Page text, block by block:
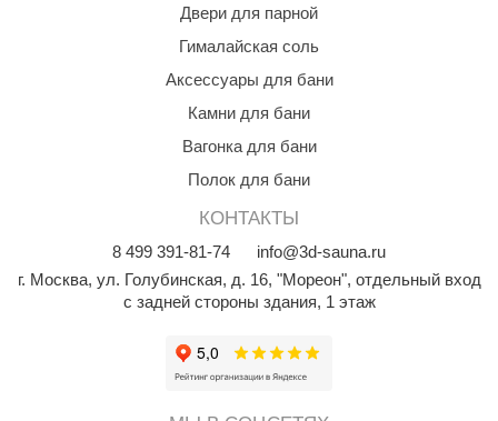
Двери для парной
Гималайская соль
Аксессуары для бани
Камни для бани
Вагонка для бани
Полок для бани
КОНТАКТЫ
8 499 391-81-74
info@3d-sauna.ru
г. Москва, ул. Голубинская, д. 16, "Мореон", отдельный вход
с задней стороны здания, 1 этаж